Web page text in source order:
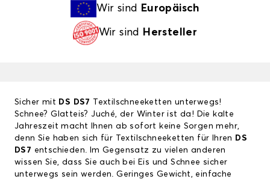
Wir sind
Europäisch
Wir sind Hersteller
Sicher mit DS DS7 Textilschneeketten unterwegs!
Schnee? Glatteis? Juché, der Winter ist da! Die kalte
Jahreszeit macht Ihnen ab sofort keine Sorgen mehr,
denn Sie haben sich für Textilschneeketten für Ihren DS
DS7 entschieden. Im Gegensatz zu vielen anderen
wissen Sie, dass Sie auch bei Eis und Schnee sicher
unterwegs sein werden. Geringes Gewicht, einfache